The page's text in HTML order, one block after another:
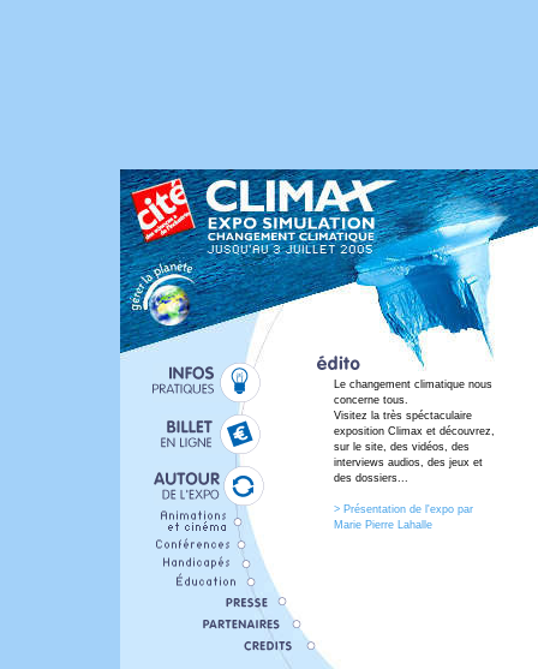
Le changement climatique nous
concerne tous.
Visitez la très spéctaculaire
exposition Climax et découvrez,
sur le site, des vidéos, des
interviews audios, des jeux et
des dossiers...
> Présentation de l'expo par
Marie Pierre Lahalle